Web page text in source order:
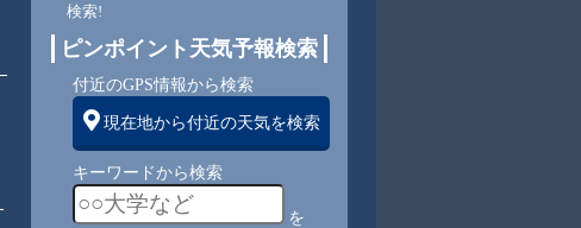
2 3 3 3
検索!
ピンポイント天気予報検索
付近のGPS情報から検索
現在地から付近の天気を検索
キーワードから検索
を